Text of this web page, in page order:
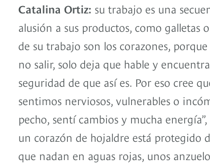
Catalina Ortiz: su trabajo es una
alusión a sus productos, como galletas
de su trabajo son los corazones,
no salir, solo deja que hable y
seguridad de que así es. Por eso cree
sentimos nerviosos, vulnerables o
pecho, sentí cambios y mucha
un corazón de hojaldre está protegido
que nadan en aguas rojas, unos